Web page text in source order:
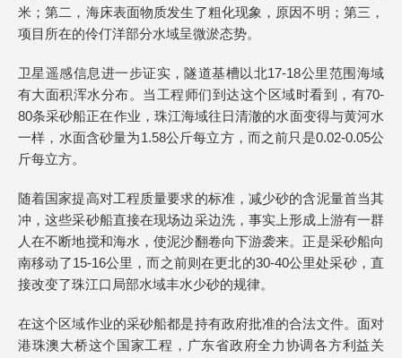
米；第二，海床表面物质发生了粗化现象，原因不明；第三，
项目所在的伶仃洋部分水域呈微淤态势。
卫星遥感信息进一步证实，隧道基槽以北17-18公里范围海域
有大面积浑水分布。当工程师们到达这个区域时看到，有70-
80条采砂船正在作业，珠江海域往日清澈的水面变得与黄河水
一样，水面含砂量为1.58公斤每立方，而之前只是0.02-0.05公
斤每立方。
随着国家提高对工程质量要求的标准，减少砂的含泥量首当其
冲，这些采砂船直接在现场边采边洗，事实上形成上游有一群
人在不断地搅和海水，使泥沙翻卷向下游袭来。正是采砂船向
南移动了15-16公里，而之前则在更北的30-40公里处采砂，直
接改变了珠江口局部水域丰水少砂的规律。
在这个区域作业的采砂船都是持有政府批准的合法文件。面对
港珠澳大桥这个国家工程，广东省政府全力协调各方利益关